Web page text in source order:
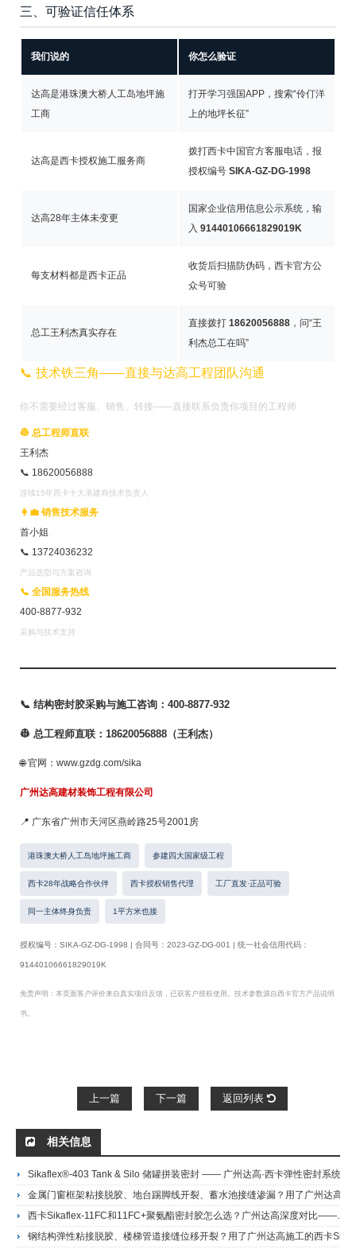
三、可验证信任体系
我们说的 你怎么验证
达高是港珠澳大桥人工岛地坪施
工商
打开学习强国APP，搜索“伶仃洋
上的地坪长征”
达高是西卡授权施工服务商
拨打西卡中国官方客服电话，报
授权编号 SIKA-GZ-DG-1998
达高28年主体未变更
国家企业信用信息公示系统，输
入 91440106661829019K
每支材料都是西卡正品
收货后扫描防伪码，西卡官方公
众号可验
总工王利杰真实存在
直接拨打 18620056888，问“王
利杰总工在吗”
📞 技术铁三角——直接与达高工程团队沟通
你不需要经过客服、销售、转接——直接联系负责你项目的工程师
👷 总工程师直联
王利杰
📞 18620056888
连续15年西卡十大承建商技术负责人
👩‍💼 销售技术服务
首小姐
📞 13724036232
产品选型与方案咨询
📞 全国服务热线
400-8877-932
采购与技术支持
📞 结构密封胶采购与施工咨询：400-8877-932
👷 总工程师直联：18620056888（王利杰）
🌐 官网：www.gzdg.com/sika
广州达高建材装饰工程有限公司
📍 广东省广州市天河区燕岭路25号2001房
港珠澳大桥人工岛地坪施工商 参建四大国家级工程
西卡28年战略合作伙伴 西卡授权销售代理 工厂直发·正品可验
同一主体终身负责 1平方米也接
授权编号：SIKA-GZ-DG-1998 | 合同号：2023-GZ-DG-001 | 统一社会信用代码：
91440106661829019K
免责声明：本页面客户评价来自真实项目反馈，已获客户授权使用。技术参数源自西卡官方产品说明
书。
上一篇 下一篇 返回列表
相关信息
西卡Sikaflex-11FC和11FC+聚氨酯密封胶怎么选？广州达高深度对比——港珠澳大桥人工岛地坪施工商Sikaflex 11FC+ 高性能聚氨酯密封粘接胶